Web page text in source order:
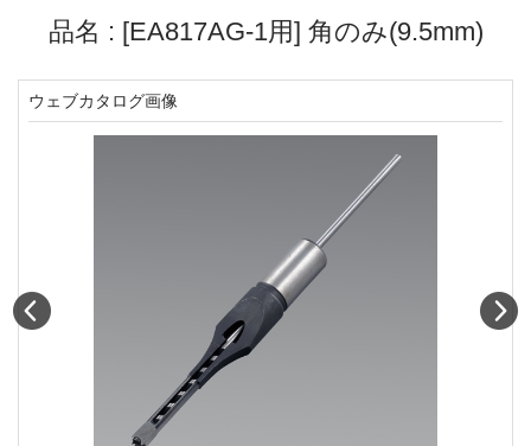
品名 : [EA817AG-1用] 角のみ(9.5mm)
ウェブカタログ画像